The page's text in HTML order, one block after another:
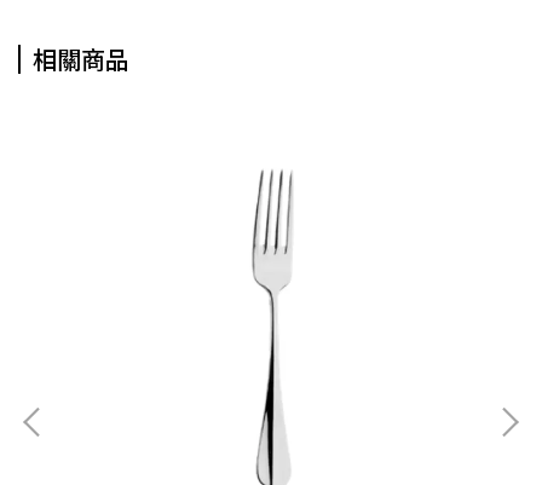
相關商品